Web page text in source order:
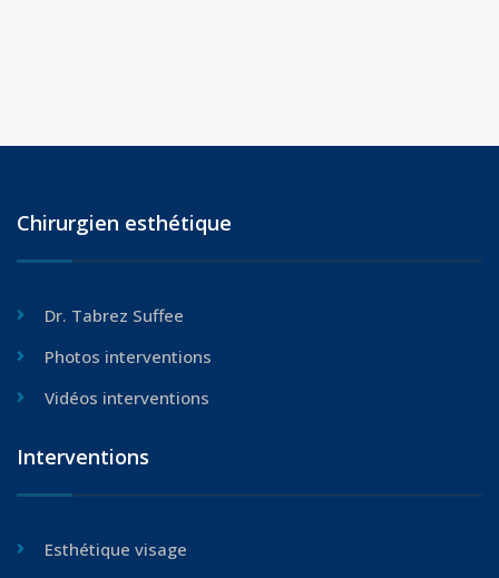
Chirurgien esthétique
Dr. Tabrez Suffee
Photos interventions
Vidéos interventions
Interventions
Esthétique visage